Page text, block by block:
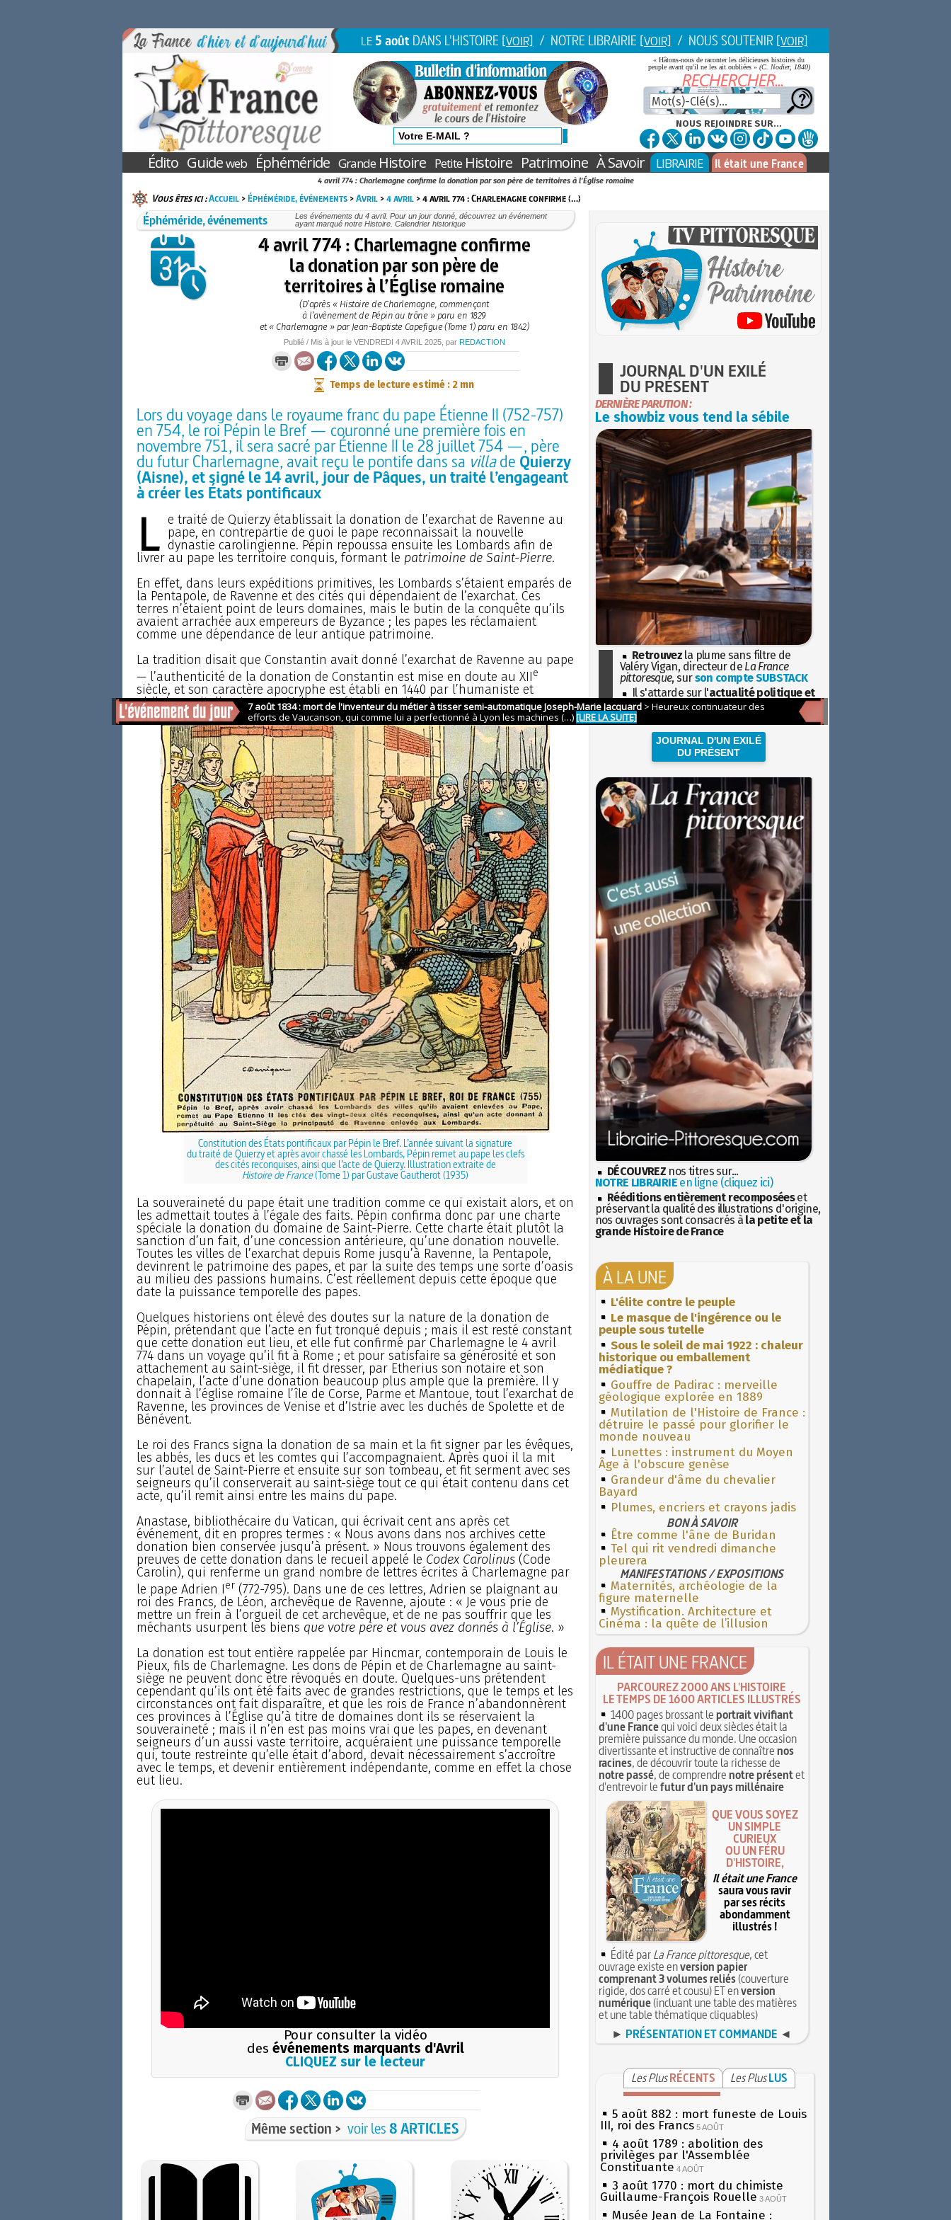
LE 5 aoûtDANS L'HISTOIRE [VOIR] / NOTRE LIBRAIRIE [VOIR] / NOUS SOUTENIR [VOIR]
« Hâtons-nous de raconter les délicieuses histoires du
peuple avant qu'il ne les ait oubliées » (C. Nodier, 1840)
NOUS REJOINDRE SUR...
Édito Guideweb Éphéméride GrandeHistoire PetiteHistoire Patrimoine À Savoir LIBRAIRIE Il était une France
4 avril 774 : Charlemagne confirme la donation par son père de territoires à l'Église romaine
Vous êtes ici :Accueil>Éphéméride, événements>Avril>4 avril> 4 avril 774 : Charlemagne confirme (…)
Éphéméride, événements
Les événements du 4 avril. Pour un jour donné, découvrez un événement
ayant marqué notre Histoire. Calendrier historique
4 avril 774 : Charlemagne confirme
la donation par son père de
territoires à l’Église romaine
(D’après « Histoire de Charlemagne, commençant
à l’avènement de Pépin au trône » paru en 1829
et « Charlemagne » par Jean-Baptiste Capefigue (Tome 1) paru en 1842)
Publié / Mis à jour le VENDREDI 4 AVRIL 2025, par REDACTION
Temps de lecture estimé : 2 mn
Lors du voyage dans le royaume franc du pape Étienne II (752-757)
en 754, le roi Pépin le Bref — couronné une première fois en
novembre 751, il sera sacré par Étienne II le 28 juillet 754 —, père
du futur Charlemagne, avait reçu le pontife dans sa villade Quierzy
(Aisne), et signé le 14 avril, jour de Pâques, un traité l’engageant
à créer les États pontificaux
L e traité de Quierzy établissait la donation de l’exarchat de Ravenne au
pape, en contrepartie de quoi le pape reconnaissait la nouvelle
dynastie carolingienne. Pépin repoussa ensuite les Lombards afin de
livrer au pape les territoire conquis, formant le patrimoine de Saint-Pierre.
En effet, dans leurs expéditions primitives, les Lombards s’étaient emparés de
la Pentapole, de Ravenne et des cités qui dépendaient de l’exarchat. Ces
terres n’étaient point de leurs domaines, mais le butin de la conquête qu’ils
avaient arrachée aux empereurs de Byzance ; les papes les réclamaient
comme une dépendance de leur antique patrimoine.
La tradition disait que Constantin avait donné l’exarchat de Ravenne au pape
— l’authenticité de la donation de Constantin est mise en doute au XIIe
siècle, et son caractère apocryphe est établi en 1440 par l’humaniste et
philologue italien Lorenzo Valla, secrétaire pontifical.
Constitution des États pontificaux par Pépin le Bref. L’année suivant la signature
du traité de Quierzy et après avoir chassé les Lombards, Pépin remet au pape les clefs
des cités reconquises, ainsi que l’acte de Quierzy. Illustration extraite de
Histoire de France(Tome 1) par Gustave Gautherot (1935)
La souveraineté du pape était une tradition comme ce qui existait alors, et on
les admettait toutes à l’égale des faits. Pépin confirma donc par une charte
spéciale la donation du domaine de Saint-Pierre. Cette charte était plutôt la
sanction d’un fait, d’une concession antérieure, qu’une donation nouvelle.
Toutes les villes de l’exarchat depuis Rome jusqu’à Ravenne, la Pentapole,
devinrent le patrimoine des papes, et par la suite des temps une sorte d’oasis
au milieu des passions humains. C’est réellement depuis cette époque que
date la puissance temporelle des papes.
Quelques historiens ont élevé des doutes sur la nature de la donation de
Pépin, prétendant que l’acte en fut tronqué depuis ; mais il est resté constant
que cette donation eut lieu, et elle fut confirmé par Charlemagne le 4 avril
774 dans un voyage qu’il fit à Rome ; et pour satisfaire sa générosité et son
attachement au saint-siège, il fit dresser, par Etherius son notaire et son
chapelain, l’acte d’une donation beaucoup plus ample que la première. Il y
donnait à l’église romaine l’île de Corse, Parme et Mantoue, tout l’exarchat de
Ravenne, les provinces de Venise et d’Istrie avec les duchés de Spolette et de
Bénévent.
Le roi des Francs signa la donation de sa main et la fit signer par les évêques,
les abbés, les ducs et les comtes qui l’accompagnaient. Après quoi il la mit
sur l’autel de Saint-Pierre et ensuite sur son tombeau, et fit serment avec ses
seigneurs qu’il conserverait au saint-siège tout ce qui était contenu dans cet
acte, qu’il remit ainsi entre les mains du pape.
Anastase, bibliothécaire du Vatican, qui écrivait cent ans après cet
événement, dit en propres termes : « Nous avons dans nos archives cette
donation bien conservée jusqu’à présent. » Nous trouvons également des
preuves de cette donation dans le recueil appelé le Codex Carolinus(Code
Carolin), qui renferme un grand nombre de lettres écrites à Charlemagne par
le pape Adrien Ier (772-795). Dans une de ces lettres, Adrien se plaignant au
roi des Francs, de Léon, archevêque de Ravenne, ajoute : « Je vous prie de
mettre un frein à l’orgueil de cet archevêque, et de ne pas souffrir que les
méchants usurpent les biens que votre père et vous avez donnés à l’Église. »
La donation est tout entière rappelée par Hincmar, contemporain de Louis le
Pieux, fils de Charlemagne. Les dons de Pépin et de Charlemagne au saint-
siège ne peuvent donc être révoqués en doute. Quelques-uns prétendent
cependant qu’ils ont été faits avec de grandes restrictions, que le temps et les
circonstances ont fait disparaître, et que les rois de France n’abandonnèrent
ces provinces à l’Église qu’à titre de domaines dont ils se réservaient la
souveraineté ; mais il n’en est pas moins vrai que les papes, en devenant
seigneurs d’un aussi vaste territoire, acquéraient une puissance temporelle
qui, toute restreinte qu’elle était d’abord, devait nécessairement s’accroître
avec le temps, et devenir entièrement indépendante, comme en effet la chose
eut lieu.
Pour consulter la vidéo
des événements marquants d'Avril
CLIQUEZ sur le lecteur
Même section > voir les8 ARTICLES
JOURNAL D'UN EXILÉ
DU PRÉSENT
DERNIÈRE PARUTION :
Le showbiz vous tend la sébile
Retrouvez la plume sans filtre de
Valéry Vigan, directeur de La France
pittoresque, surson compte SUBSTACK
Il s'attarde sur l'actualité politique et
sociétaleavec la hauteur de vue de
l'Histoire
JOURNAL D'UN EXILÉ
DU PRÉSENT
DÉCOUVREZ nos titres sur...
NOTRE LIBRAIRIEen ligne (cliquez ici)
Rééditions entièrement recomposéeset
préservant la qualité des illustrations d'origine,
nos ouvrages sont consacrés à la petite et la
grande Histoire de France
À LA UNE
L'élite contre le peuple
Le masque de l'ingérence ou le
peuple sous tutelle
Sous le soleil de mai 1922 : chaleur
historique ou emballement
médiatique ?
Gouffre de Padirac : merveille
géologique explorée en 1889
Mutilation de l'Histoire de France :
détruire le passé pour glorifier le
monde nouveau
Lunettes : instrument du Moyen
Âge à l'obscure genèse
Grandeur d'âme du chevalier
Bayard
Plumes, encriers et crayons jadis
BON À SAVOIR
Être comme l'âne de Buridan
Tel qui rit vendredi dimanche
pleurera
MANIFESTATIONS / EXPOSITIONS
Maternités, archéologie de la
figure maternelle
Mystification. Architecture et
Cinéma : la quête de l’illusion
IL ÉTAIT UNE FRANCE
PARCOUREZ 2000 ANS L'HISTOIRE
LE TEMPS DE 1600 ARTICLES ILLUSTRÉS
1400 pages brossant leportrait vivifiant
d'une Francequi voici deux siècles était la
première puissance du monde. Une occasion
divertissante et instructive de connaîtrenos
racines, de découvrir toute la richesse de
notre passé, de comprendrenotre présentet
d'entrevoir lefutur d'un pays millénaire
QUE VOUS SOYEZ
UN SIMPLE
CURIEUX
OU UN FÉRU
D'HISTOIRE,
Il était une France
saura vous ravir
par ses récits
abondamment
illustrés !
Édité parLa France pittoresque, cet
ouvrage existe enversion papier
comprenant 3 volumes reliés(couverture
rigide, dos carré et cousu) ET enversion
numérique(incluant une table des matières
et une table thématique cliquables)
► PRÉSENTATION ET COMMANDE ◄
Les Plus RÉCENTS Les Plus LUS
5 août 882 : mort funeste de Louis
III, roi des Francs 5 AOÛT
4 août 1789 : abolition des
privilèges par l'Assemblée
Constituante 4 AOÛT
3 août 1770 : mort du chimiste
Guillaume-François Rouelle 3 AOÛT
Musée Jean de La Fontaine :